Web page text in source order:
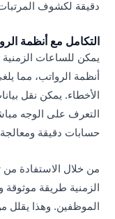
دقيقة لكشوف
التكامل مع أنظمة
يمكن للساعات
أنظمة الرواتب، مما
الأخطاء. يمكن نقل
التعرف على الوجه
حسابات دقيقة
من خلال الاستفادة من
الزمنية طريقة
الموظفين. وهذا